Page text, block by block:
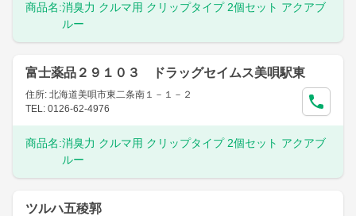
商品名:消臭力 クルマ用 クリップタイプ 2個セット アクアブ
ルー
富士薬品２９１０３ ドラッグセイムス美唄駅東
住所: 北海道美唄市東二条南１－１－２
TEL: 0126-62-4976
商品名:消臭力 クルマ用 クリップタイプ 2個セット アクアブ
ルー
ツルハ五稜郭